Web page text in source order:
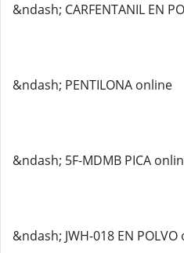
&ndash; CARFENTANIL EN
&ndash; PENTILONA online
&ndash; 5F-MDMB PICA
&ndash; JWH-018 EN